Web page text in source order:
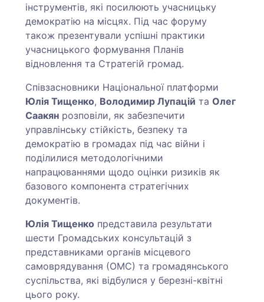
інструментів, які посилюють учасницьку
демократію на місцях. Під час форуму
також презентували успішні практики
учасницького формування Планів
відновлення та Стратегій громад.
Співзасновники Національної платформи
Юлія Тищенко, Володимир Лупацій таОлег
Саакян розповіли, як забезпечити
управлінську стійкість, безпеку та
демократію в громадах під час війни і
поділилися методологічними
напрацюваннями щодо оцінки ризиків як
базового компонента стратегічних
документів.
Юлія Тищенко представила результати
шести Громадських консультацій з
представниками органів місцевого
самоврядування (ОМС) та громадянського
суспільства, які відбулися у березні-квітні
цього року.